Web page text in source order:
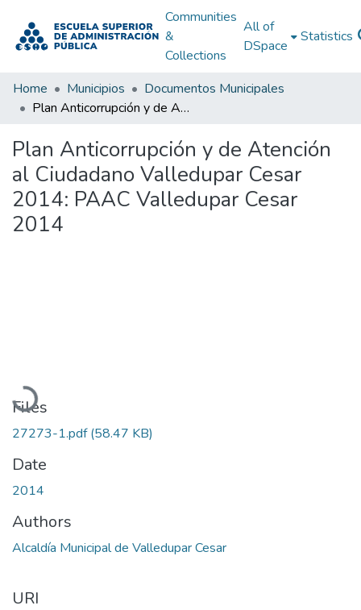
Communities
&
Collections
All of
DSpace
Statistics
Home Municipios
Documentos Municipales
Plan Anticorrupción y de Atención al Ciudadano Valledupar Cesar 2014: PAAC Valledupar Cesar 2014
Plan Anticorrupción y de Atención
al Ciudadano Valledupar Cesar
2014: PAAC Valledupar Cesar
2014
Loading...
Files
27273-1.pdf(58.47 KB)
Date
2014
Authors
Alcaldía Municipal de Valledupar Cesar
URI